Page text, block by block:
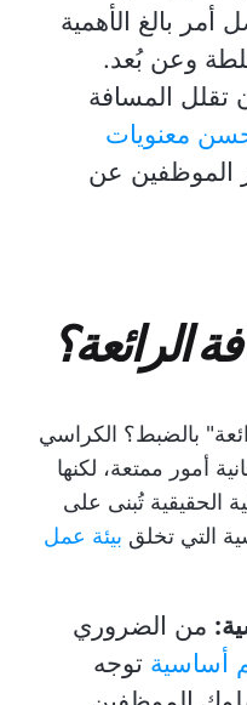
أمر بالغ الأهمية
وعن بُعد.
تقلل المسافة
معنويات
الموظفين عن
الرائعة؟
بالضبط؟ الكراسي
أمور ممتعة، لكنها
الحقيقية تُبنى على
التي تخلق بيئة عمل
من الضروري
أساسية توجه